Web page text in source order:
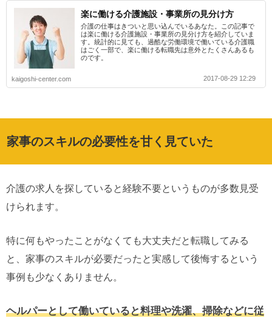
楽に働ける介護施設・事業所の見分け方
介護の仕事はきついと思い込んでいるあなた。この記事で
は楽に働ける介護施設・事業所の見分け方を紹介していま
す。統計的に見ても、過酷な労働環境で働いている介護職
はごく一部で、楽に働ける転職先は意外とたくさんあるも
のです。
kaigoshi-center.com 2017-08-29 12:29
家事のスキルの必要性を甘く見ていた
介護の求人を探していると経験不要というものが多数見受
けられます。
特に何もやったことがなくても大丈夫だと転職してみる
と、家事のスキルが必要だったと実感して後悔するという
事例も少なくありません。
ヘルパーとして働いていると料理や洗濯、掃除などに従